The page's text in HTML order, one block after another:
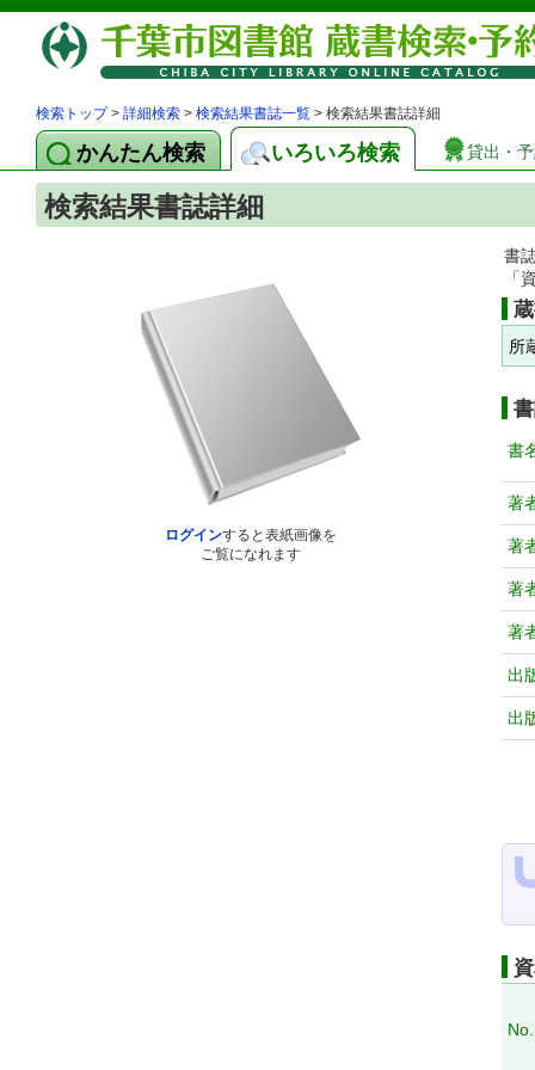
検索トップ> 詳細検索 > 検索結果書誌一覧 > 検索結果書誌詳細
かんたん検索 いろいろ検索 貸出・
検索結果書誌詳細
ログインすると表紙画像を
ご覧になれます
書
「
所
書
著
著
著
著
出
出
No.